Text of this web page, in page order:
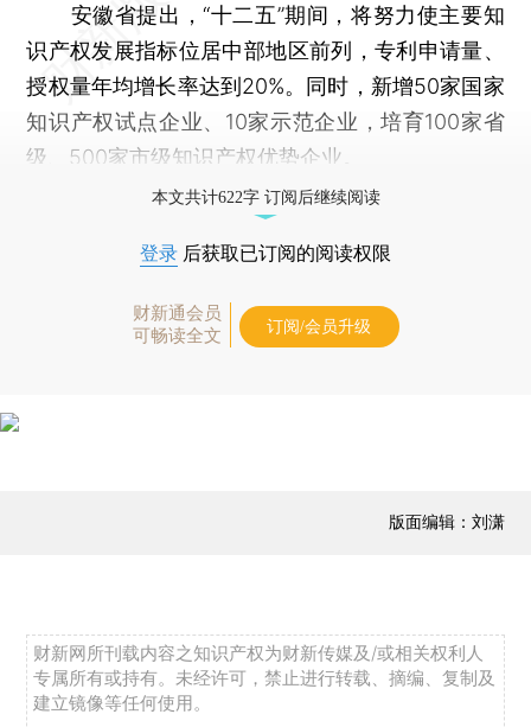
安徽省提出，“十二五”期间，将努力使主要知
识产权发展指标位居中部地区前列，专利申请量、
授权量年均增长率达到20%。同时，新增50家国家
知识产权试点企业、10家示范企业，培育100家省
级、500家市级知识产权优势企业。
本文共计622字 订阅后继续阅读
登录 后获取已订阅的阅读权限
财新通会员
可畅读全文
订阅/会员升级
版面编辑：刘潇
财新网所刊载内容之知识产权为财新传媒及/或相关权利人
专属所有或持有。未经许可，禁止进行转载、摘编、复制及
建立镜像等任何使用。